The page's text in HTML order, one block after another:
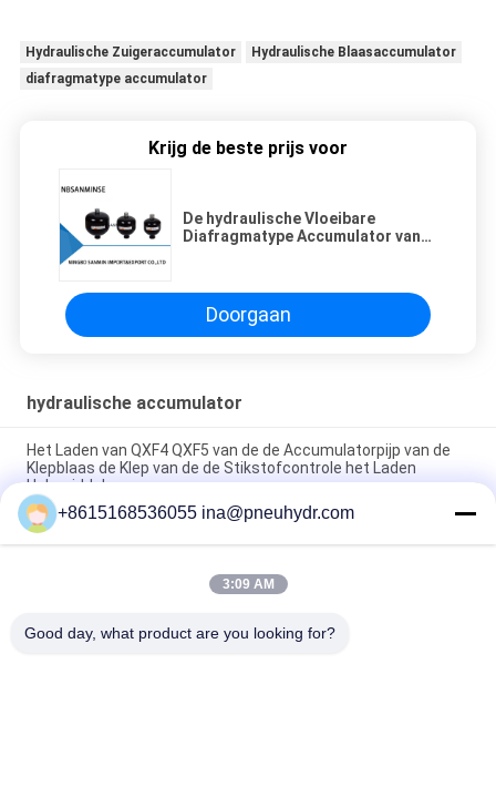
Hydraulische Zuigeraccumulator
Hydraulische Blaasaccumulator
diafragmatype accumulator
Krijg de beste prijs voor
De hydraulische Vloeibare
Diafragmatype Accumulator van
Doorgaan
hydraulische accumulator
Het Laden van QXF4 QXF5 van de de Accumulatorpijp van de
Klepblaas de Klep van de de Stikstofcontrole het Laden
Hulpmiddelen
De Hydraulische Accumulator die van de draadverbinding Klep
met Hoge druk tegenhouden
Rechtstreekse de Overstromingsklep van de Koolstofstaal
+8615168536055 ina@pneuhydr.com
3:09 AM
Good day, what product are you looking for?